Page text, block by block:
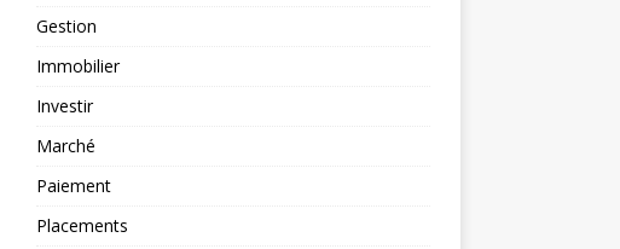
Gestion
Immobilier
Investir
Marché
Paiement
Placements